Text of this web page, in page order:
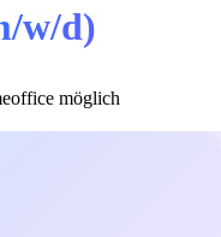
w/d)
möglich